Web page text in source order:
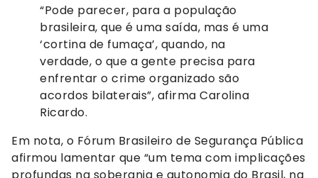
“Pode parecer, para a população
brasileira, que é uma saída, mas é uma
‘cortina de fumaça’, quando, na
verdade, o que a gente precisa para
enfrentar o crime organizado são
acordos bilaterais”, afirma Carolina
Ricardo.
Em nota, o Fórum Brasileiro de Segurança Pública
afirmou lamentar que “um tema com implicações
profundas na soberania e autonomia do Brasil, na